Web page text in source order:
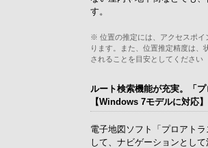
す。
※ 位置の推定には、アクセスポイ
ります。また、位置推定精度は、
されることを目安としてください
ルート検索機能が充実。「
【Windows 7モデルに対応】
電子地図ソフト「プロアト
して、ナビゲーションとし